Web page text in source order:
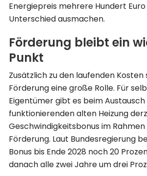
Energiepreis mehrere Hundert
Unterschied ausmachen.
Förderung bleibt ein
Punkt
Zusätzlich zu den laufenden Kosten
Förderung eine große Rolle. Für
Eigentümer gibt es beim
funktionierenden alten Heizung
Geschwindigkeitsbonus im
Förderung. Laut Bundesregierung
Bonus bis Ende 2028 noch 20
danach alle zwei Jahre um drei